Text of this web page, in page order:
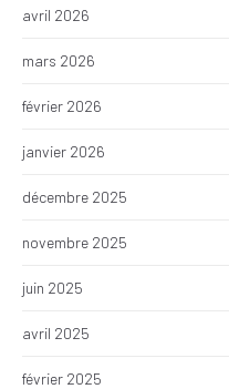
avril 2026
mars 2026
février 2026
janvier 2026
décembre 2025
novembre 2025
juin 2025
avril 2025
février 2025